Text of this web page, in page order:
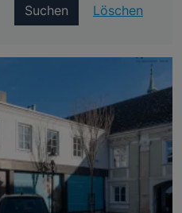
Suchen Löschen